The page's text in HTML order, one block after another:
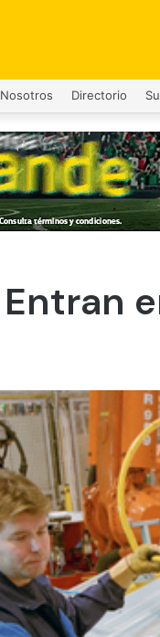
Nosotros Directorio
Entran